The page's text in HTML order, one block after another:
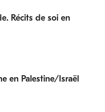
Récits de soi en
en Palestine/Israël